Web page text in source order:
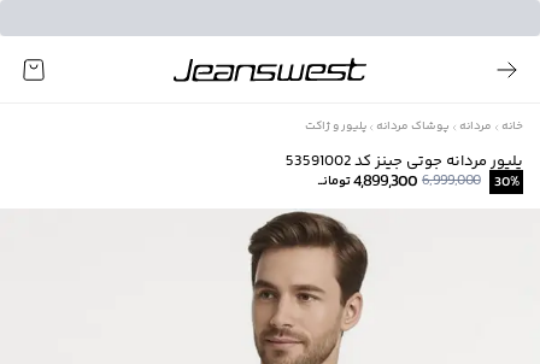
خانه مردانه پوشاک مردانه پلیور و ژاکت
پلیور مردانه جوتی جینز کد 53591002
30%
6,999,000
4,899,300تومانــ